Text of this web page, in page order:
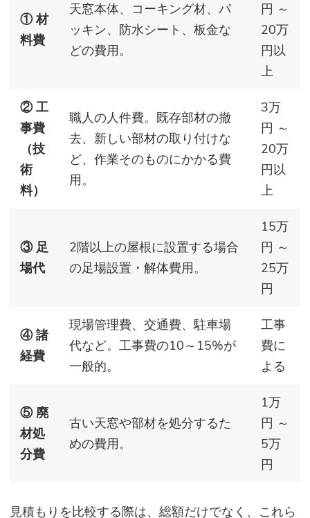
① 材
料費
天窓本体、コーキング材、パ
ッキン、防水シート、板金な
どの費用。
円 ～
20万
円以
上
② 工
事費
（技
術
料）
職人の人件費。既存部材の撤
去、新しい部材の取り付けな
ど、作業そのものにかかる費
用。
3万
円 ～
20万
円以
上
③ 足
場代
2階以上の屋根に設置する場合
の足場設置・解体費用。
15万
円 ～
25万
円
④ 諸
経費
現場管理費、交通費、駐車場
代など。工事費の10～15%が
一般的。
工事
費に
よる
⑤ 廃
材処
分費
古い天窓や部材を処分するた
めの費用。
1万
円 ～
5万
円
見積もりを比較する際は、総額だけでなく、これら